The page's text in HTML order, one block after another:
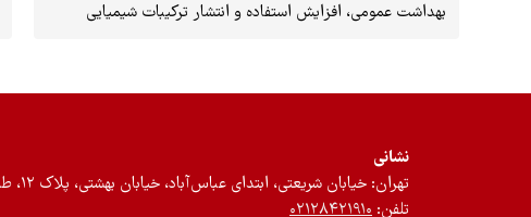
بهداشت عمومی، افزایش استفاده و انتشار ترکیبات شیمیایی
نام اختصاری PFAS شناخته می‌شوند. این ترکیبات، به‌واسطه
ازآنجاکه این مواد در گستره وسیعی از محصولات مصرفی و
نشانی
تهران: خیابان شریعتی، ابتدای عباس‌آباد، خیابان بهشتی، پلاک ۱۲، طبقه سوم، واحد ۵
تلفن: ۰۲۱۲۸۴۲۱۹۱۰